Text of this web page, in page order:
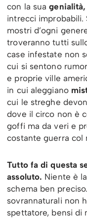
con la suagenialità,
intrecci improbabili.
mostri d’ogni
troveranno tutti
case infestate non
cui si sentono
e proprie ville
in cui aleggiano
cui le streghe
dove il circo non è
goffi ma da veri e
costante guerra col
Tutto fa di questa
assoluto. Niente è
schema ben
sovrannaturali non
spettatore, bensi di